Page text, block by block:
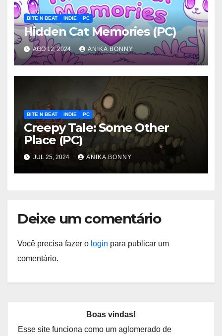
BITE N BEAT INDIE PC
Hidden Cat Memories (PC)
AGO 12, 2024 ANIKA BONNY
BITE N BEAT INDIE PC
Creepy Tale: Some Other
Place (PC)
JUL 25, 2024 ANIKA BONNY
Deixe um comentário
Você precisa fazer o login para publicar um
comentário.
Boas vindas!
Esse site funciona como um aglomerado de